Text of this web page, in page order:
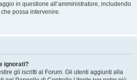
in questione all’amministratore, includendo
possa intervenire.
ignorati?
gli iscritti al Forum. Gli utenti aggiunti alla